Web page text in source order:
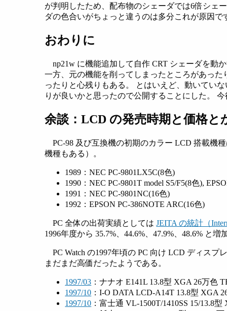
が判明したため、配布物のシェーダでは6倍シェ
ダの色合いがちょっと違うのは多分これが原因
おわりに
np21w に機能追加して自作 CRT シェーダを動
一方、元の機能を削ってしまったところがあっ
ったりと心残りもある。 とはいえど、動いてい
りが良いかと思ったので公開することにした。
余談：LCD の発売時期と価格と
PC-98 及び互換機の初期のカラー LCD 搭載機
機種もある）。
1989：NEC PC-9801LX5C(8色)
1990：NEC PC-9801T model S5/F5(8色),
1991：NEC PC-9801NC(16色)
1992：EPSON PC-386NOTE ARC(16色)
PC 全体の出荷実績としてはJEITA の統計（
1996年度から 35.7%、44.6%、47.9%、48.6% と
PC Watch の1997年頃の PC 向け LCD ディス
まだまだ高価だったようである。
1997/03 ：ナナオ E141L 13.8型 XGA 26万色
1997/10 ：I-O DATA LCD-A14T 13.8型 XGA
1997/10 ：富士通 VL-1500T/1410SS 15/13.8